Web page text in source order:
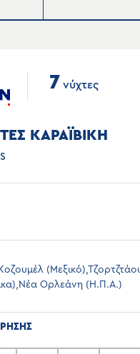
7 νύχτες
ΚΑΡΑΪΒΙΚΗ
Ορλεάνη (Η.Π.Α.)